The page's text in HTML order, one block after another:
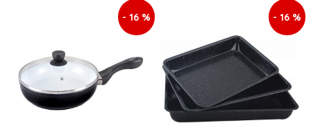
- 16 % - 16 %